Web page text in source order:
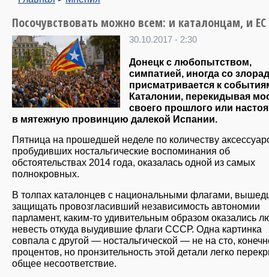
Посочувствовать можно всем: и каталонцам, и ЕС
30.10.2017 - 2:30
Донецк с любопытством,
симпатией, иногда со
присматривается к
Каталонии, перекидывая
своего прошлого или
в мятежную провинцию далекой Испании.
Пятница на прошедшей неделе по количеству
пробудивших ностальгические воспоминания об
обстоятельствах 2014 года, оказалась одной из самых
полнокровных.
В толпах каталонцев с национальными флагами,
защищать провозгласивший независимость автономии
парламент, каким-то удивительным образом оказались
невесть откуда выудившие флаги СССР. Одна картинка
совпала с другой — ностальгической — не на сто,
процентов, но пронзительность этой детали легко
общее несоответствие.